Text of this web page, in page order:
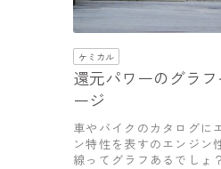
ケミカル
還元パワーのグラフ
ージ
車やバイクのカタログに
ン特性を表すのエンジン
線ってグラフあるでしょ